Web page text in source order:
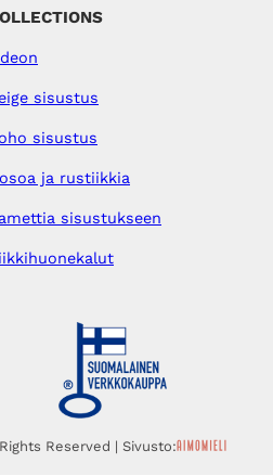
sisustus
sisustus
ja rustiikkia
sisustukseen
Reserved | Sivusto: